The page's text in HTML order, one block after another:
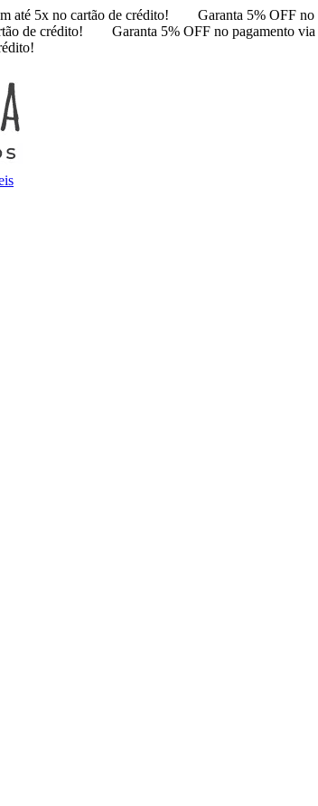
até 5x no cartão de crédito! Garanta 5% OFF
de crédito! Garanta 5% OFF no pagamento